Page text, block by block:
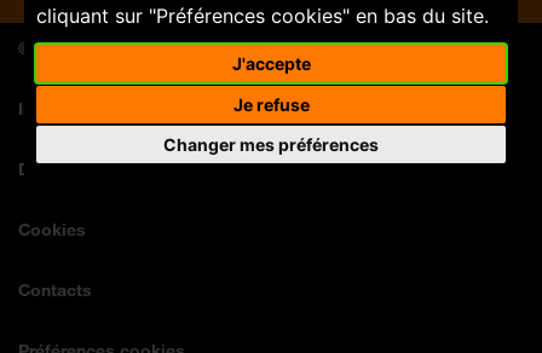
cliquant sur "Préférences cookies" en bas du site.
J'accepte
Je refuse
Changer mes préférences
© Orange Store 2026
Informations légales
Données personnelles
Cookies
Contacts